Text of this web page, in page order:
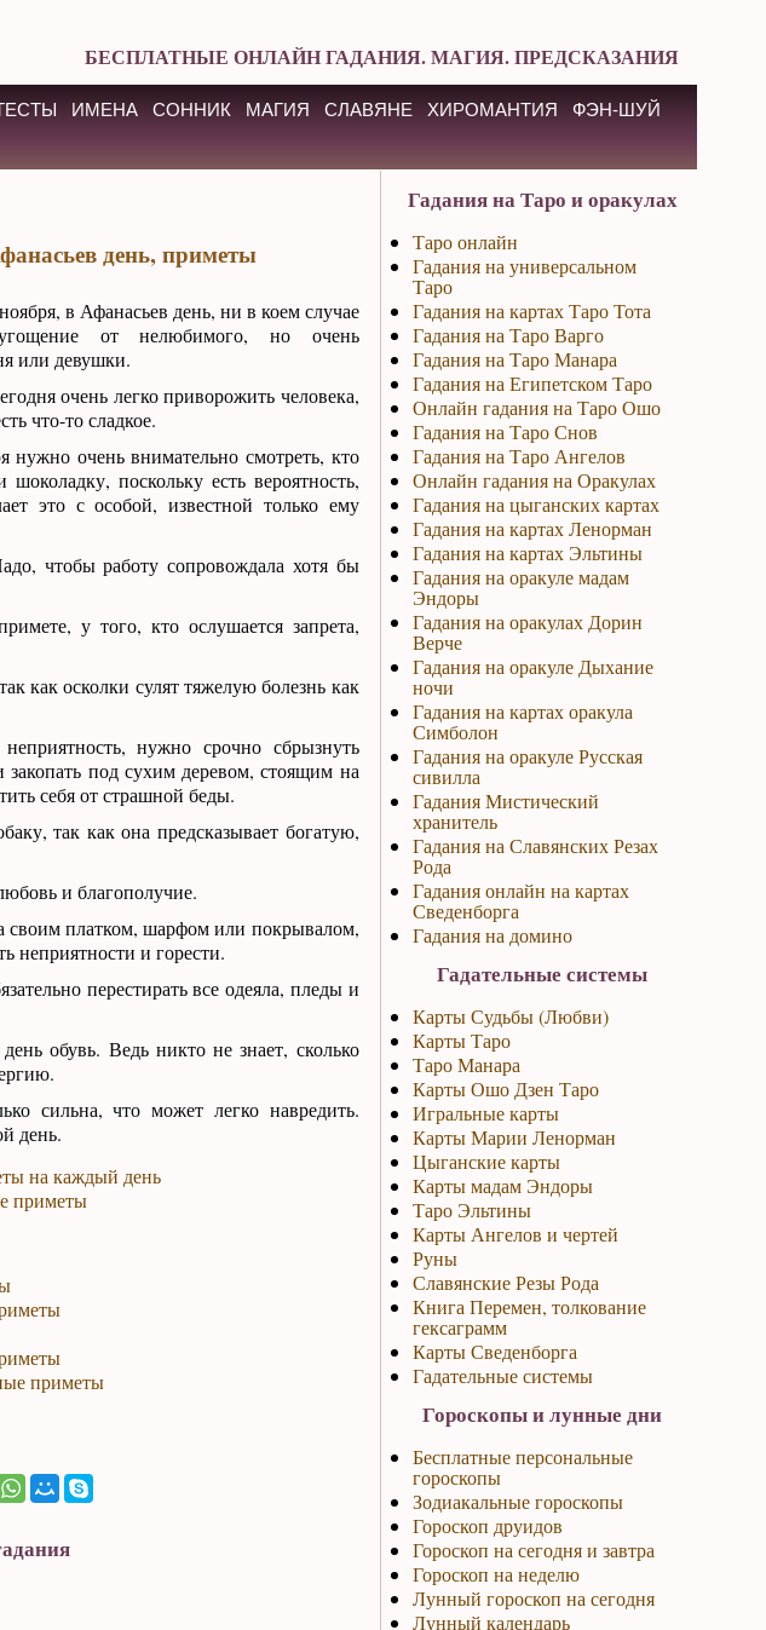
БЕСПЛАТНЫЕ ОНЛАЙН ГАДАНИЯ. МАГИЯ. ПРЕДСКАЗАНИЯ
ИМЕНА СОННИК МАГИЯ СЛАВЯНЕ ХИРОМАНТИЯ
ФЭН-ШУЙ
день, приметы
в Афанасьев день, ни в коем случае
от нелюбимого, но очень
или девушки.
очень легко приворожить человека,
что-то сладкое.
нужно очень внимательно смотреть, кто
шоколадку, поскольку есть вероятность,
это с особой, известной только ему
чтобы работу сопровождала хотя бы
у того, кто ослушается запрета,
как осколки сулят тяжелую болезнь как
нужно срочно сбрызнуть
закопать под сухим деревом, стоящим на
себя от страшной беды.
так как она предсказывает богатую,
и благополучие.
своим платком, шарфом или покрывалом,
неприятности и горести.
перестирать все одеяла, пледы и
обувь. Ведь никто не знает, сколько
сильна, что может легко навредить.
день.
на каждый день
приметы
приметы
Гадания на Таро и оракулах
Таро онлайн
Гадания на универсальном
Таро
Гадания на картах Таро Тота
Гадания на Таро Варго
Гадания на Таро Манара
Гадания на Египетском Таро
Онлайн гадания на Таро Ошо
Гадания на Таро Снов
Гадания на Таро Ангелов
Онлайн гадания на Оракулах
Гадания на цыганских картах
Гадания на картах Ленорман
Гадания на картах Эльтины
Гадания на оракуле мадам
Эндоры
Гадания на оракулах Дорин
Верче
Гадания на оракуле Дыхание
ночи
Гадания на картах оракула
Симболон
Гадания на оракуле Русская
сивилла
Гадания Мистический
хранитель
Гадания на Славянских Резах
Рода
Гадания онлайн на картах
Сведенборга
Гадания на домино
Гадательные системы
Карты Судьбы (Любви)
Карты Таро
Таро Манара
Карты Ошо Дзен Таро
Игральные карты
Карты Марии Ленорман
Цыганские карты
Карты мадам Эндоры
Таро Эльтины
Карты Ангелов и чертей
Руны
Славянские Резы Рода
Книга Перемен, толкование
гексаграмм
Карты Сведенборга
Гадательные системы
Гороскопы и лунные дни
Бесплатные персональные
гороскопы
Зодиакальные гороскопы
Гороскоп друидов
Гороскоп на сегодня и завтра
Гороскоп на неделю
Лунный гороскоп на сегодня
Лунный календарь